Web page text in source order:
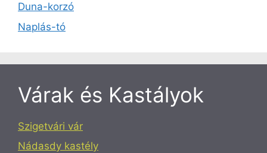
Duna-korzó
Naplás-tó
Várak és Kastályok
Szigetvári vár
Nádasdy kastély